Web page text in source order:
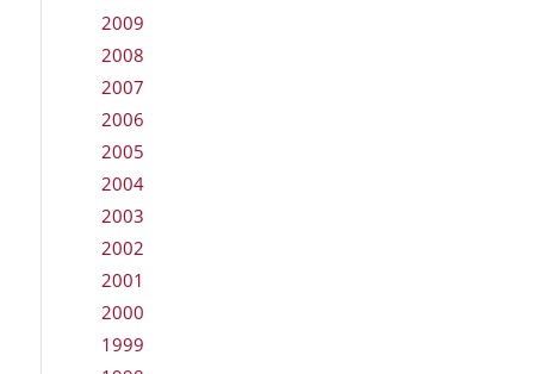
2009
2008
2007
2006
2005
2004
2003
2002
2001
2000
1999